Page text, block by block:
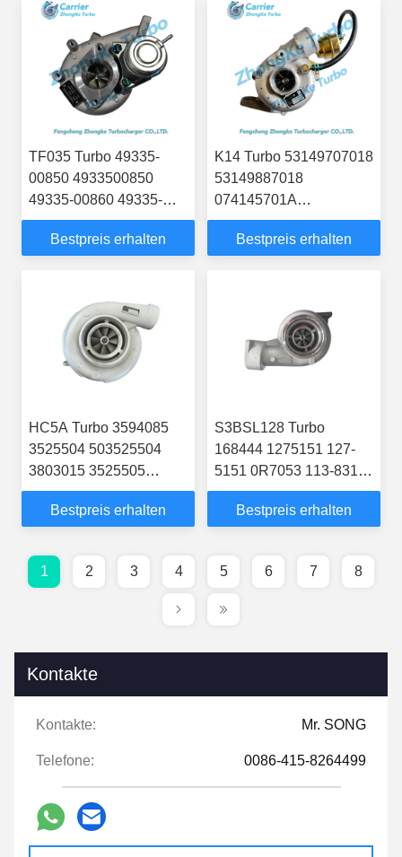
TF035 Turbo 49335-
00850 4933500850
49335-00860 49335-
00870 49335-00871
49335-00880 Turbolader
Bestpreis erhalten
K14 Turbo 53149707018
53149887018
074145701A
074145701AX
074145701AV
mit ACV AUF AYC AYY-
Bestpreis erhalten
HC5A Turbo 3594085
3525504 503525504
3803015 3525505
3525506 3525507
Turbocharger for KTA19
Bestpreis erhalten
S3BSL128 Turbo
168444 1275151 127-
5151 0R7053 113-8319
Turbocharger for
Caterpillar Earth Moving
Bestpreis erhalten
1 2 3 4 5 6 7 8
Kontakte
Kontakte: Mr. SONG
Telefone: 0086-415-8264499